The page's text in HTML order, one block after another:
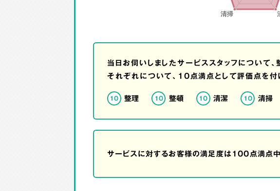
当日お伺いしましたサービススタッフについて、
それぞれについて、10点満点として評価点を付
10 整理 10 整頓 10 清潔 10 清掃
サービスに対するお客様の満足度は100点満点中